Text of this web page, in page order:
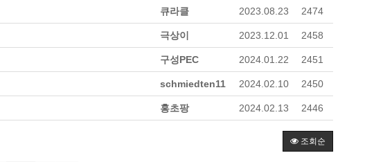
큐라클 2023.08.23 2474
극상이 2023.12.01 2458
구성PEC 2024.01.22 2451
schmiedten11 2024.02.10 2450
홍초팡 2024.02.13 2446
조회순